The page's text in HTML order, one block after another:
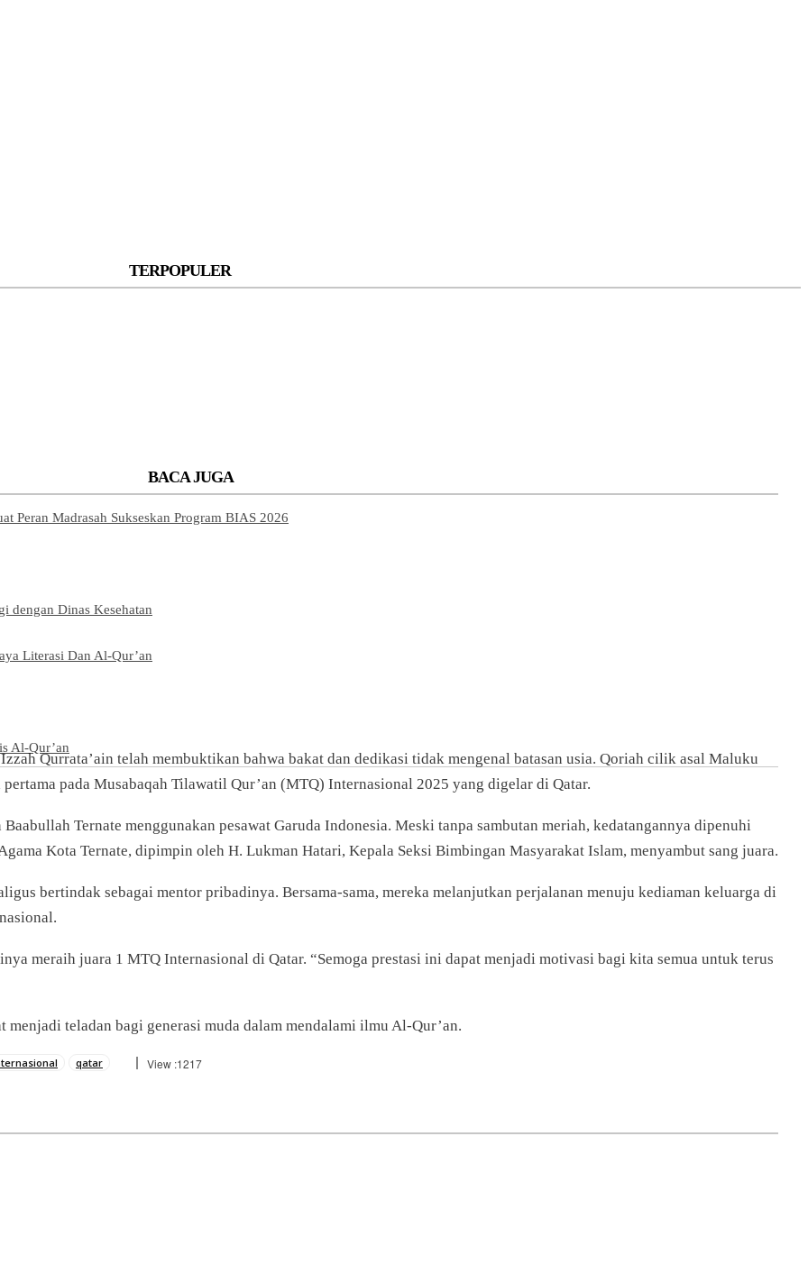
TERPOPULER
BACA JUGA
Peran Madrasah Sukseskan Program BIAS 2026
dengan Dinas Kesehatan
Literasi Dan Al-Qur’an
Al-Qur’an
Qurrata’ain telah membuktikan bahwa bakat dan dedikasi tidak mengenal batasan usia. Qoriah cilik asal Maluku
pada Musabaqah Tilawatil Qur’an (MTQ) Internasional 2025 yang digelar di Qatar.
Ternate menggunakan pesawat Garuda Indonesia. Meski tanpa sambutan meriah, kedatangannya dipenuhi
Kota Ternate, dipimpin oleh H. Lukman Hatari, Kepala Seksi Bimbingan Masyarakat Islam, menyambut sang juara.
bertindak sebagai mentor pribadinya. Bersama-sama, mereka melanjutkan perjalanan menuju kediaman keluarga di
meraih juara 1 MTQ Internasional di Qatar. “Semoga prestasi ini dapat menjadi motivasi bagi kita semua untuk terus
teladan bagi generasi muda dalam mendalami ilmu Al-Qur’an.
qatar View :1217